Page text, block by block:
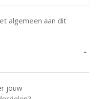
algemeen aan dit
-
jouw